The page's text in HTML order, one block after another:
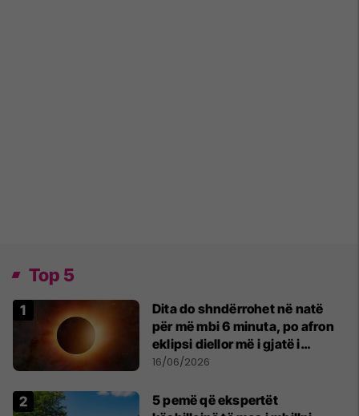
Top 5
Dita do shndërrohet në natë
për më mbi 6 minuta, po afron
eklipsi diellor më i gjatë i
shekullit të 21-të
16/06/2026
5 pemë që ekspertët